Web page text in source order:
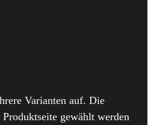
Varianten auf. Die
gewählt werden